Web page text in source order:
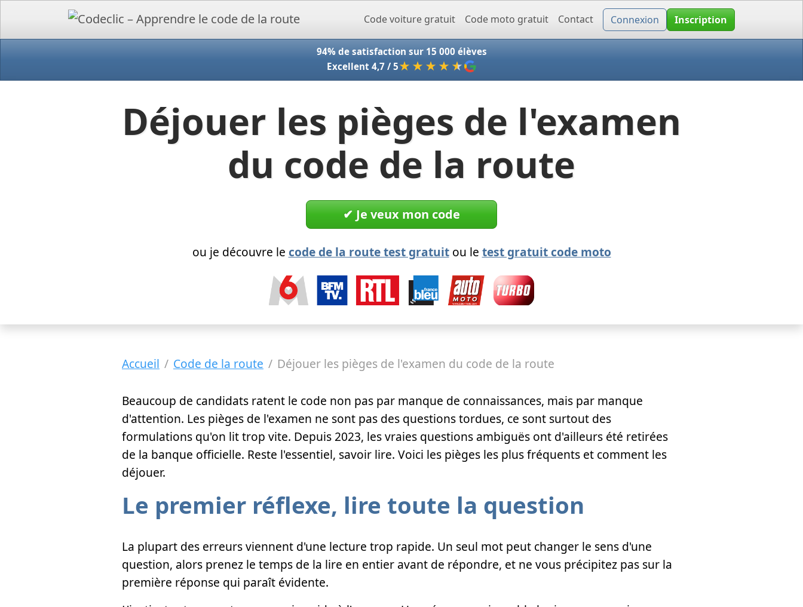
Accueil - CodeclicCode voiture gratuit Code moto gratuit Contact Connexion Inscription
94% de satisfaction sur 15 000 élèves
Excellent 4,7 / 5★★★★ ★
Déjouer les pièges de l'examen
du code de la route
✔︎ Je veux mon code
ou je découvre le code de la route test gratuitou le test gratuit code moto
Accueil Code de la route Déjouer les pièges de l'examen du code de la route
Beaucoup de candidats ratent le code non pas par manque de connaissances, mais par manque
d'attention. Les pièges de l'examen ne sont pas des questions tordues, ce sont surtout des
formulations qu'on lit trop vite. Depuis 2023, les vraies questions ambiguës ont d'ailleurs été retirées
de la banque officielle. Reste l'essentiel, savoir lire. Voici les pièges les plus fréquents et comment les
déjouer.
Le premier réflexe, lire toute la question
La plupart des erreurs viennent d'une lecture trop rapide. Un seul mot peut changer le sens d'une
question, alors prenez le temps de la lire en entier avant de répondre, et ne vous précipitez pas sur la
première réponse qui paraît évidente.